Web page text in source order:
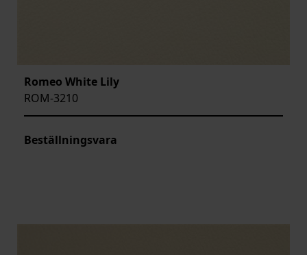
Romeo White Lily
ROM-3210
Beställningsvara